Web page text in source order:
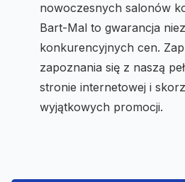
nowoczesnych salonów
Bart-Mal to gwarancja
konkurencyjnych cen.
zapoznania się z naszą
stronie internetowej i
wyjątkowych promocji.